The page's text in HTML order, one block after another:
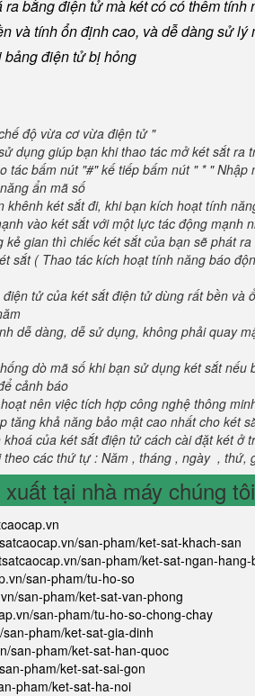
bằng điện tử mà két có có thêm tính
và tính ổn định cao, và dễ dàng sử lý
bảng điện tử bị hỏng
độ vừa cơ vừa điện tử "
dụng giúp bạn khi thao tác mở két sắt ra
tác bấm nút "#" kế tiếp bấm nút " * " Nhập
ẩn mã số
khênh két sắt đi, khi bạn kích hoạt tính
vào két sắt với một lực tác động mạnh
gian thì chiếc két sắt của bạn sẽ phát
sắt ( Thao tác kích hoạt tính năng báo
tử của két sắt điện tử dùng rất bền và
dễ dàng, dễ sử dụng, không phải quay
dò mã số khi bạn sử dụng két sắt nếu
cảnh báo
nên việc tích hợp công nghệ thông
khả năng bảo mật cao nhất cho két
của két sắt điện tử cách cài đặt két ở
các thứ tự : Năm , tháng , ngày , thứ,
tại nhà máy chúng tôi
san-pham/ket-sat-khach-san
san-pham/ket-sat-ngan-hang-
san-pham/tu-ho-so
san-pham/ket-sat-van-phong
san-pham/tu-ho-so-chong-chay
pham/ket-sat-gia-dinh
san-pham/ket-sat-han-quoc
pham/ket-sat-sai-gon
pham/ket-sat-ha-noi